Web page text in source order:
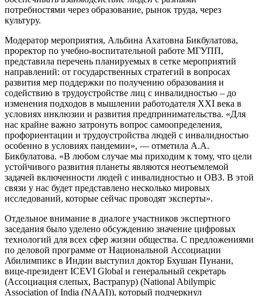
потребностями через образование, рынок труда, через
культуру.
Модератор мероприятия, Альбина Ахатовна Бикбулатова,
проректор по учебно-воспитательной работе МГУПП,
представила перечень планируемых в сетке мероприятий
направлений: от государственных стратегий в вопросах
развития мер поддержки по получению образования и
содействию в трудоустройстве лиц с инвалидностью – до
изменения подходов в мышлении работодателя XXI века в
условиях инклюзии и развития предпринимательства. «Для
нас крайне важно затронуть вопрос самоопределения,
профориентации и трудоустройства людей с инвалидностью
особенно в условиях пандемии», — отметила А.А.
Бикбулатова. «В любом случае мы приходим к тому, что цели
устойчивого развития планеты являются неотъемлемой
задачей включенности людей с инвалидностью и ОВЗ. В этой
связи у нас будет представлено несколько мировых
исследований, которые сейчас проводят эксперты».
Отдельное внимание в диалоге участников экспертного
заседания было уделено обсуждению значение цифровых
технологий для всех сфер жизни общества. С предложениями
по деловой программе от Национальной Ассоциации
Абилимпикс в Индии выступил доктор Бхушан Пунани,
вице-президент ICEVI Global и генеральный секретарь
(Ассоциация слепых, Вастрапур) (National Abilympic
Association of India (NAAI)), который подчеркнул